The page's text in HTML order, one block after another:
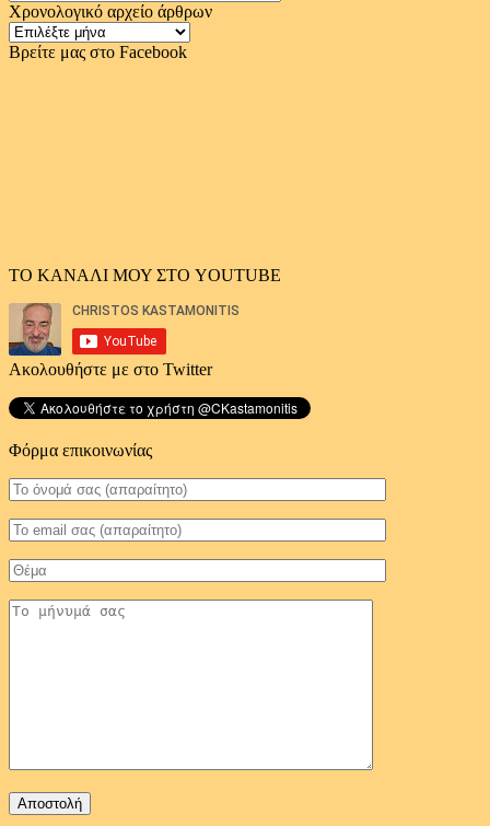
Χρονολογικό αρχείο άρθρων
Χρονολογικό
αρχείο
Βρείτε μας στο Facebook
ΤΟ ΚΑΝΑΛΙ ΜΟΥ ΣΤΟ YOUTUBE
Ακολουθήστε με στο Twitter
Φόρμα επικοινωνίας